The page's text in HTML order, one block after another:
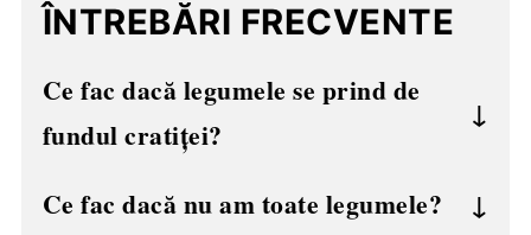
ÎNTREBĂRI FRECVENTE
Ce fac dacă legumele se prind de
fundul cratiței?
foarte puțină apăsau puțin suc de roșii
Ce fac dacă nu am toate legumele?